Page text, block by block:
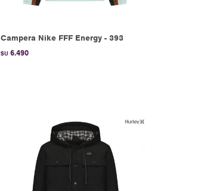
Campera Nike FFF Energy - 393
$U 6.490